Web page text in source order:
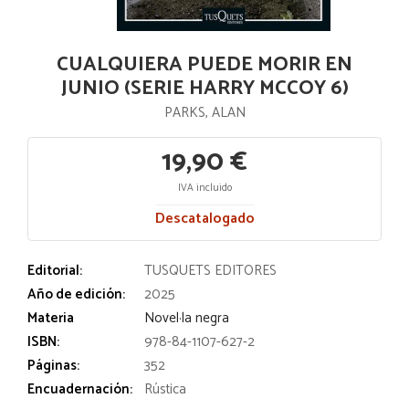
CUALQUIERA PUEDE MORIR EN
JUNIO (SERIE HARRY MCCOY 6)
PARKS, ALAN
19,90 €
IVA incluido
Descatalogado
Editorial:
TUSQUETS EDITORES
Año de edición:
2025
Materia
Novel·la negra
ISBN:
978-84-1107-627-2
Páginas:
352
Encuadernación: Rústica